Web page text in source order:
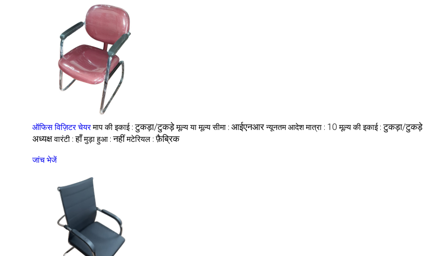
ऑफिस विज़िटर चेयर माप की इकाई :टुकड़ा/टुकड़े मूल्य या मूल्य सीमा : आईएनआर न्यूनतम आदेश मात्रा : 10 मूल्य की इकाई :टुकड़ा/टुकड़े
अध्यक्ष वारंटी :हाँ मुड़ा हुआ :नहीं मटेरियल :फ़ैब्रिक
जांच भेजें